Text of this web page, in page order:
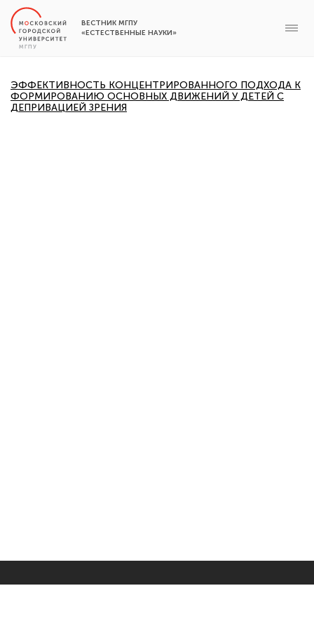
ВЕСТНИК МГПУ
«ЕСТЕСТВЕННЫЕ НАУКИ»
ЭФФЕКТИВНОСТЬ КОНЦЕНТРИРОВАННОГО ПОДХОДА К
ФОРМИРОВАНИЮ ОСНОВНЫХ ДВИЖЕНИЙ У ДЕТЕЙ С
ДЕПРИВАЦИЕЙ ЗРЕНИЯ